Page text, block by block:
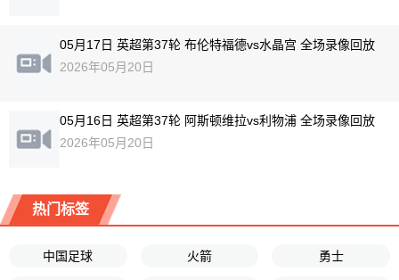
05月17日 英超第37轮 布伦特福德vs水晶宫 全场录像回放
2026年05月20日
05月16日 英超第37轮 阿斯顿维拉vs利物浦 全场录像回放
2026年05月20日
热门标签
中国足球 火箭 勇士